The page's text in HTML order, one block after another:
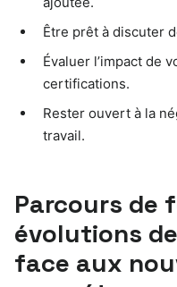
Être prêt à discuter
Évaluer l’impact de
certifications.
Rester ouvert à la
travail.
Parcours de
évolutions
face aux